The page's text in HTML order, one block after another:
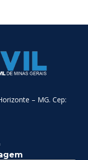
– MG. Cep: